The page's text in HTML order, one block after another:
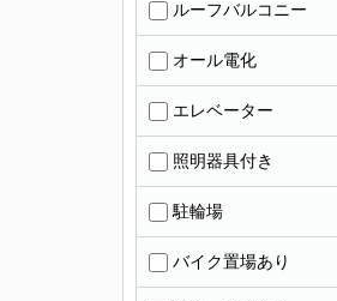
ルーフバルコニー
オール電化
エレベーター
照明器具付き
駐輪場
バイク置場あり